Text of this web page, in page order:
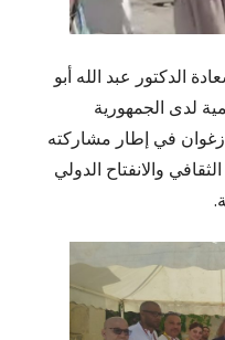
الدكتور عبد الله أبو
لدى الجمهورية
زغوان في إطار مشاركته
والانفتاح الدولي